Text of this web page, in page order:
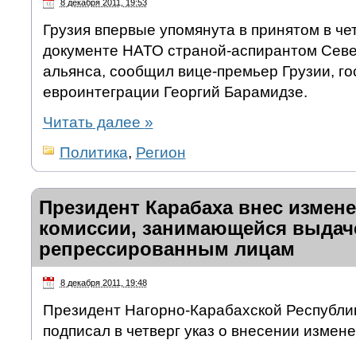
8 декабря 2011, 19:53
Грузия впервые упомянута в принятом в
документе НАТО страной-аспирантом
альянса, сообщил вице-премьер Грузии,
евроинтеграции Георгий Барамидзе.
Читать далее »
Политика, Регион
Президент Карабаха внес
комиссии, занимающейся
репрессированным лицам
8 декабря 2011, 19:48
Президент Нагорно-Карабахской
подписал в четверг указ о внесении